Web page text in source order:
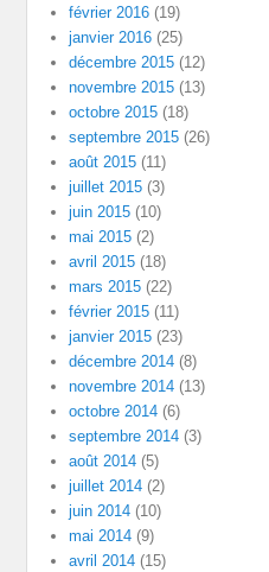
février 2016 (19)
janvier 2016 (25)
décembre 2015 (12)
novembre 2015 (13)
octobre 2015 (18)
septembre 2015 (26)
août 2015 (11)
juillet 2015 (3)
juin 2015 (10)
mai 2015 (2)
avril 2015 (18)
mars 2015 (22)
février 2015 (11)
janvier 2015 (23)
décembre 2014 (8)
novembre 2014 (13)
octobre 2014 (6)
septembre 2014 (3)
août 2014 (5)
juillet 2014 (2)
juin 2014 (10)
mai 2014 (9)
avril 2014 (15)